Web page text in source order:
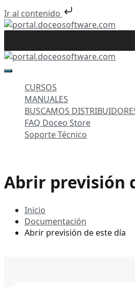
Ir al contenido
Saltar
portal.doceosoftware.com
CURSOS
MANUALES
BUSCAMOS
FAQ Doceo Store
Soporte Técnico
Abrir previsión
Inicio
Documentación
Abrir previsión de este día